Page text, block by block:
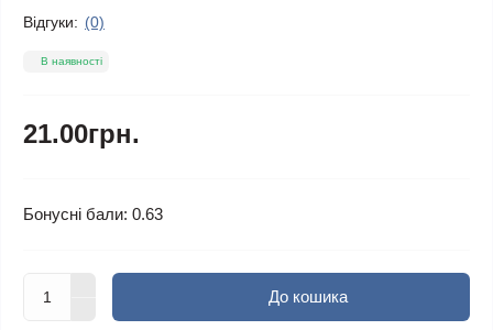
Відгуки: (0)
В наявності
21.00грн.
Бонусні бали: 0.63
До кошика